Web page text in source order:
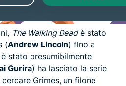
The Walking Deadè stato
(Andrew Lincoln) fino a
stato presumibilmente
Gurira) ha lasciato la serie
Grimes, un filone